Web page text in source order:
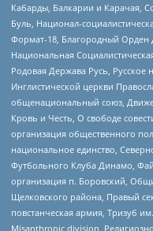
Кабарды, Балкарии и Карачая,
Буль, Национал-
Формат-18, Благородный Орден
Национальная
Родовая Держава Русь, Русское
Инглистической церкви
общенациональный союз,
Кровь и Честь, О свободе
организация общественного
национальное единство,
Футбольного Клуба Динамо,
организация п. Боровский,
Щелковского района, Правый
повстанческая армия, Тризуб
Misanthropic division,